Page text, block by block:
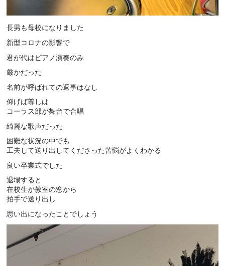
長男も母校になりました
新型コロナの影響で
君が代はピアノ演奏のみ
厳かだった
名前が呼ばれての返事はなし
仰げば尊しは
コーラス部が舞台で合唱
綺麗な歌声だった
困難な状況の中でも
工夫して送り出してくださった苦悩がよくわかる
良い卒業式でした
退場すると
在校生が教室の窓から
拍手で送り出し
思い出になったことでしょう